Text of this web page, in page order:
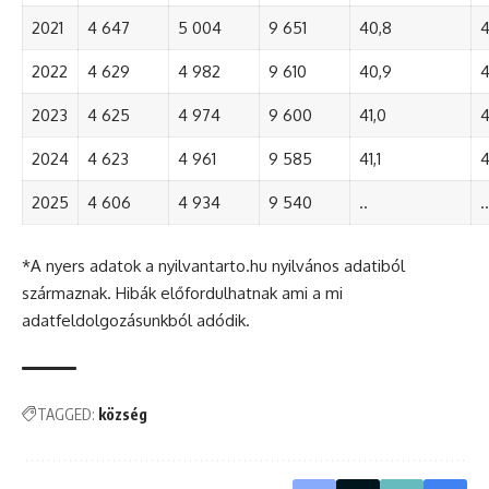
2021 4 647 5 004 9 651 40,8
2022 4 629 4 982 9 610 40,9
2023 4 625 4 974 9 600 41,0
2024 4 623 4 961 9 585 41,1
2025 4 606 4 934 9 540 .. ..
*A nyers adatok a nyilvantarto.hu nyilvános adatiból
származnak. Hibák előfordulhatnak ami a mi
adatfeldolgozásunkból adódik.
TAGGED: község